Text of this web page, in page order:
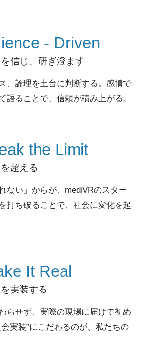
- Driven
信じ、研ぎ澄ます
、論理を土台に判断する。 感情で
語ることで、信頼が積み上がる。
the Limit
超える
ない」からが、mediVRのスター
打ち破ることで、社会に変化を起
It Real
実装する
らせず、実際の現場に届けて初め
会実装”にこだわるのが、私たちの